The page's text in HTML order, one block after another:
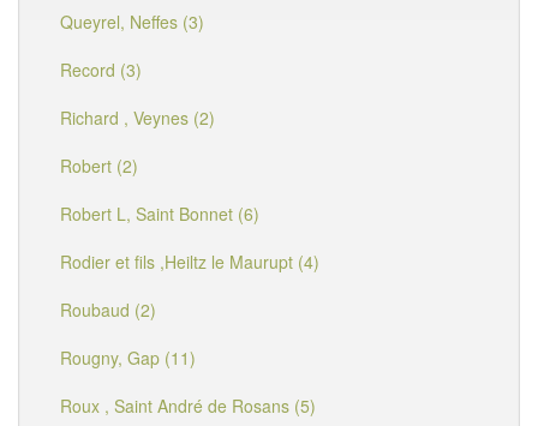
Queyrel, Neffes (3)
Record (3)
Richard , Veynes (2)
Robert (2)
Robert L, Saint Bonnet (6)
Rodier et fils ,Heiltz le Maurupt (4)
Roubaud (2)
Rougny, Gap (11)
Roux , Saint André de Rosans (5)